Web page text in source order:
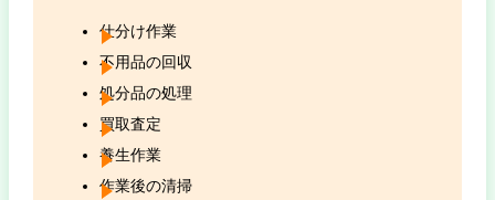
仕分け作業
不用品の回収
処分品の処理
買取査定
養生作業
作業後の清掃